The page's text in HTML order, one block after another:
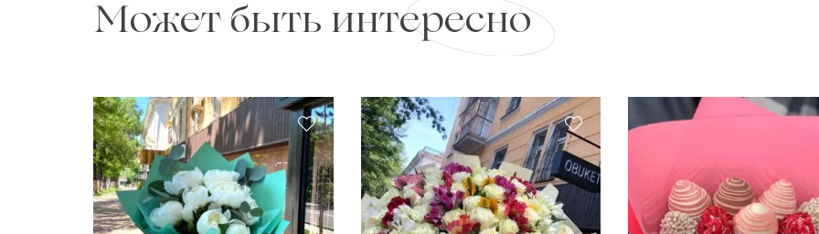
Может быть интересно